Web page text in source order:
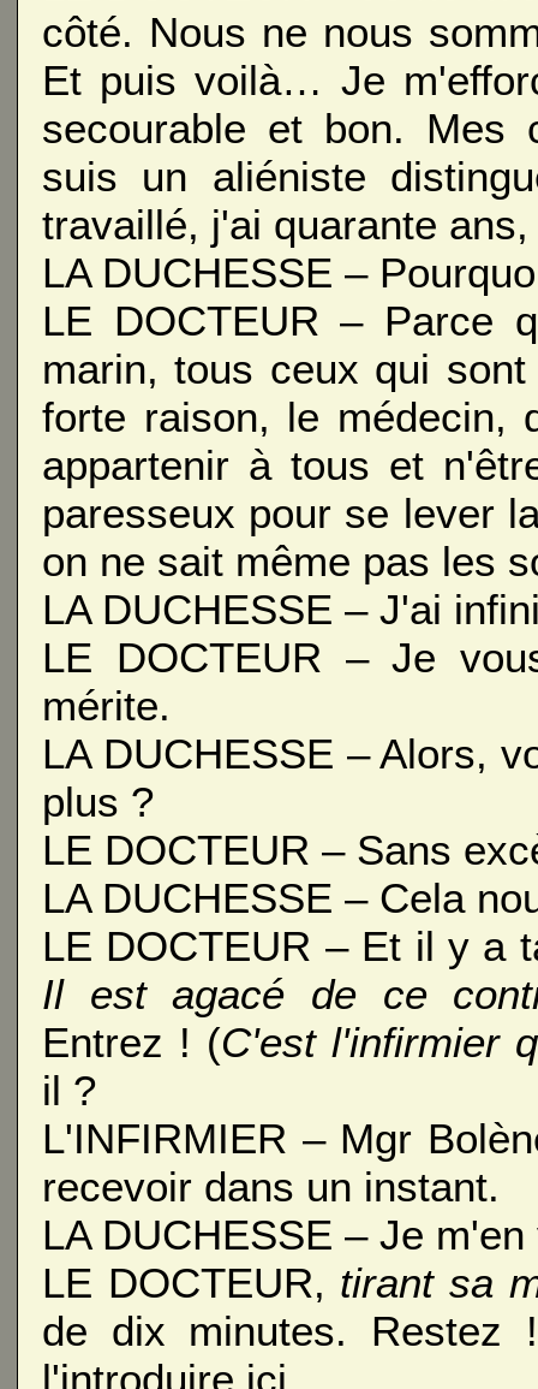
côté. Nous ne nous
Et puis voilà… Je
secourable et bon. Mes
suis un aliéniste
travaillé, j'ai quarante
LA DUCHESSE –
LE DOCTEUR – Parce
marin, tous ceux qui
forte raison, le médecin,
appartenir à tous et
paresseux pour se lever
on ne sait même pas les
LA DUCHESSE – J'ai
LE DOCTEUR – Je
mérite.
LA DUCHESSE – Alors,
plus ?
LE DOCTEUR – Sans
LA DUCHESSE – Cela
LE DOCTEUR – Et il y a
Il est agacé de ce
Entrez ! (C'est l'infirmier
il ?
L'INFIRMIER – Mgr
recevoir dans un instant.
LA DUCHESSE – Je
LE DOCTEUR, tirant sa
de dix minutes.
l'introduire ici.